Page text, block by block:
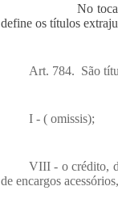
No
define os títulos
Art. 784. São
I - ( omissis);
VIII - o crédito,
de encargos